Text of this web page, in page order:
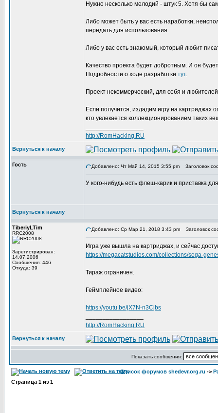
Нужно несколько мелодий - штук 5. Хотя бы
Либо может быть у вас есть наработки,
передать для использования.
Либо у вас есть знакомый, который любит
Качество проекта будет добротным. И он
Подробности о ходе разработки тут.
Проект некоммерческий, для себя и
Если получится, издадим игру на картриджах
кто увлекается коллекционированием таких
http://RomHacking.RU
Вернуться к началу
Гость Добавлено: Чт Май 14, 2015 3:55 pm Заголовок
У кого-нибудь есть флеш-карик и приставка
Вернуться к началу
TiberiyLTim
RRC2008
Зарегистрирован:
14.07.2006
Сообщения: 446
Откуда: 39
Добавлено: Ср Мар 21, 2018 3:43 pm Заголовок
Игра уже вышла на картриджах, и сейчас
https://megacatstudios.com/collections/sega-
Тираж ограничен.
Геймплейное видео:
https://youtu.be/jX7N-n3Cjbs
http://RomHacking.RU
Вернуться к началу
Показать сообщения:
Список форумов shedevr.org.ru ->
Страница 1 из 1